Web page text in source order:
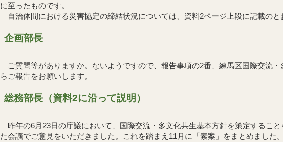
に至ったものです。
自治体間における災害協定の締結状況については、資料2ページ上段に記載のと
企画部長
ご質問等がありますか。ないようですので、報告事項の2番、練馬区国際交流
らご報告をお願いします。
総務部長（資料2に沿って説明）
昨年の6月23日の庁議において、国際交流・多文化共生基本方針を策定するこ
た会議でご意見をいただきました。これを踏まえ11月に「素案」をまとめまし